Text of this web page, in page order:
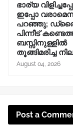
ഭാര്യ
ഇപ്പോ
പറഞ്ഞു;
പിന്നീട്
ബസ്സിനുള്ളില്‍
തൂങ്ങിമരിച്ച
August 04, 2026
Post a